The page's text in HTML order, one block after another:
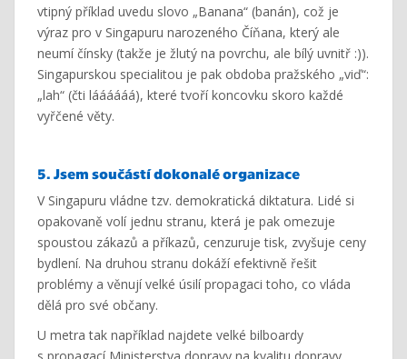
vtipný příklad uvedu slovo „Banana“ (banán), což je
výraz pro v Singapuru narozeného Číňana, který ale
neumí čínsky (takže je žlutý na povrchu, ale bílý uvnitř :)).
Singapurskou specialitou je pak obdoba pražského „viď“:
„lah“ (čti láááááá), které tvoří koncovku skoro každé
vyřčené věty.
5. Jsem součástí dokonalé organizace
V Singapuru vládne tzv. demokratická diktatura. Lidé si
opakovaně volí jednu stranu, která je pak omezuje
spoustou zákazů a příkazů, cenzuruje tisk, zvyšuje ceny
bydlení. Na druhou stranu dokáží efektivně řešit
problémy a věnují velké úsilí propagaci toho, co vláda
dělá pro své občany.
U metra tak například najdete velké bilboardy
s propagací Ministerstva dopravy na kvalitu dopravy.